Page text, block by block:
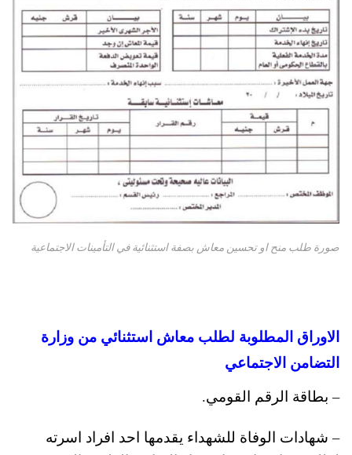
صورة طلب منح او تحسين معاش بصفة استثنائية في التأمينات الاجتماعية
الاوراق المطلوبة لطلب معاش استثنائي من وزارة
التضامن الاجتماعي
– بطاقة الرقم القومي.
– شهادات الوفاة للشهداء يقدمها احد افراد اسرته